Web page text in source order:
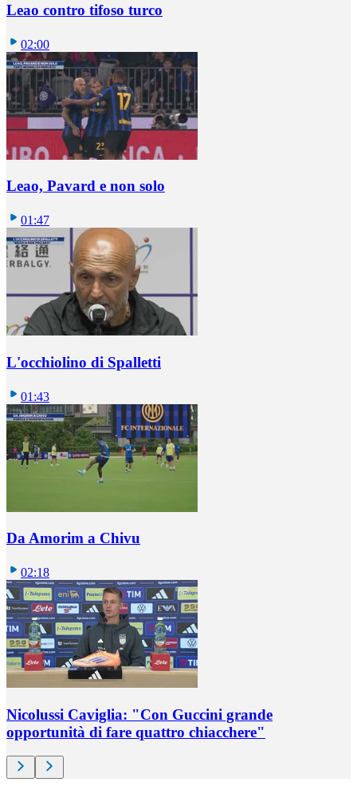
Leao contro tifoso turco
02:00
Leao, Pavard e non solo
01:47
L'occhiolino di Spalletti
01:43
Da Amorim a Chivu
02:18
Nicolussi Caviglia: "Con Guccini grande
opportunità di fare quattro chiacchere"